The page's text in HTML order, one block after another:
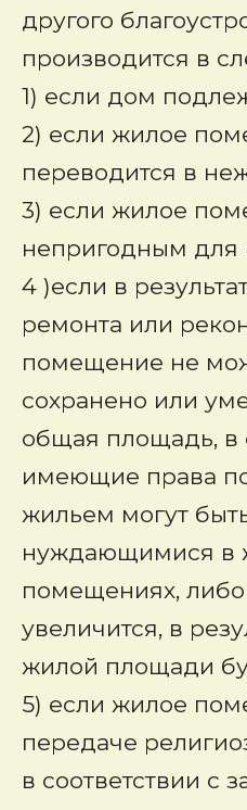
другого
производится в
1) если дом
2) если жилое
переводится в
3) если жилое
непригодным для
4 )если в
ремонта или
помещение не
сохранено или
общая площадь, в
имеющие права
жильем могут
нуждающимися в
помещениях,
увеличится, в
жилой площади
5) если жилое
передаче
в соответствии с